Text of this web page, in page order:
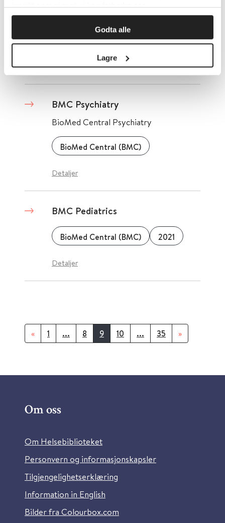
innsikt som gjør at vi kan forbedre oss.
Godta alle
Lagre
BMC Pulmonary Medicine
BioMed Central (BMC)
Detaljer
BMC Psychiatry
BioMed Central Psychiatry
BioMed Central (BMC)
Detaljer
BMC Pediatrics
BioMed Central (BMC) 2021
Detaljer
« 1 ... 8 9 10 ... 35 »
Om oss
Om Helsebiblioteket
Personvern og informasjonskapsler
Tilgjengelighetserklæring
Information in English
Bilder fra Colourbox.com